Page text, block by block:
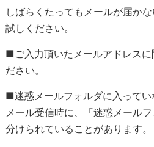
しばらくたってもメールが届か
試しください。
■ご入力頂いたメールアドレスに
ださい。
■迷惑メールフォルダに入ってい
メール受信時に、「迷惑メール
分けられていることがあります。